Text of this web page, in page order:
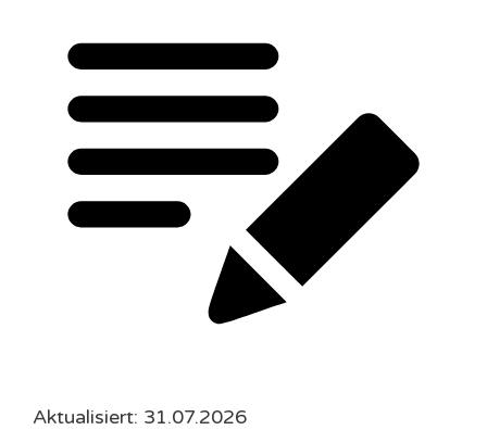
Aktualisiert: 31.07.2026